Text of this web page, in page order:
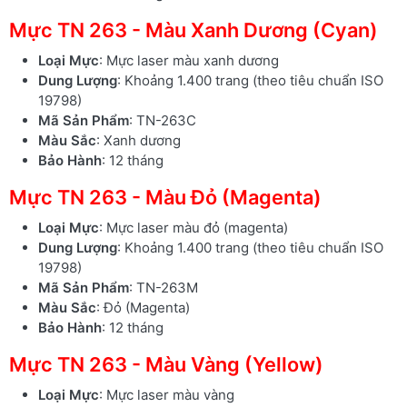
Mực TN 263 - Màu Xanh Dương (Cyan)
Loại Mực: Mực laser màu xanh dương
Dung Lượng: Khoảng 1.400 trang (theo tiêu chuẩn ISO
19798)
Mã Sản Phẩm: TN-263C
Màu Sắc: Xanh dương
Bảo Hành: 12 tháng
Mực TN 263 - Màu Đỏ (Magenta)
Loại Mực: Mực laser màu đỏ (magenta)
Dung Lượng: Khoảng 1.400 trang (theo tiêu chuẩn ISO
19798)
Mã Sản Phẩm: TN-263M
Màu Sắc: Đỏ (Magenta)
Bảo Hành: 12 tháng
Mực TN 263 - Màu Vàng (Yellow)
Loại Mực: Mực laser màu vàng